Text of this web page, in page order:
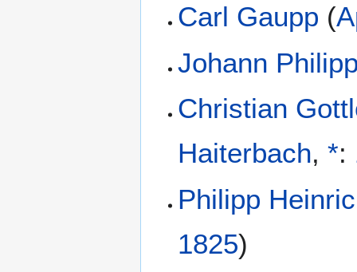
Carl Gaupp (
Johann
Christian
Haiterbach,*:
Philipp
1825)